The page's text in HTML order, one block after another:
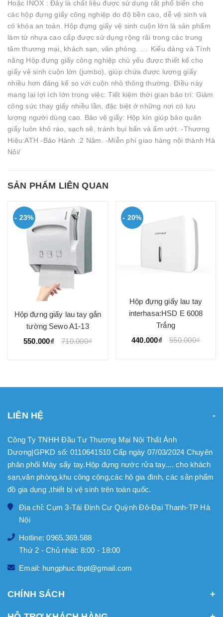
Hoặc INOX : Đây là chất liệu được sử dụng rất phổ biến cho
các hộp đựng giấy công nghiệp do độ bền cao, dễ vệ sinh và
có khóa an toàn. Hộp đựng giấy vệ sinh cuộn lớn là sản phẩm
làm từ nhựa cao cấp được sử dụng rộng rãi trong các trung
tâm thương mại, khách sạn, văn phòng. .... Kiểu dáng và Tính
năng Hộp đựng giấy công nghiệp chủ yếu được thiết kế cho
giấy vệ sinh cuộn lớn (jumbo), giúp chứa được lượng giấy
nhiều hơn đáng kể so với cuộn nhỏ thông thường. Điều này
mang lại lợi ích lớn trong việc: Tiết kiệm thời gian bảo trì: Giảm
công sức thay giấy nhiều lần, đặc biệt ở những nơi có lưu
lượng người dùng cao. Bảo vệ giấy: Hộp kín giúp bảo quản
giấy luôn khô ráo, sạch sẽ, tránh bụi bẩn và ẩm ướt. -Thương
Hiệu:ATH -Bảo Hành :2 Năm. -Miễn phí giao hàng nội thành Hà
Nôi/
SẢN PHẨM LIÊN QUAN
- 23%
Hộp đựng giấy lau tay gắn
tường Sewo A1-13
550.000₫
710.000₫
- 20%
Hộp đựng giấy lau tay
interhasa:HSD E 6008
Trắng
440.000₫
550.000₫
LIÊN HỆ
Công Ty TNHH Đầu Tư Thương Mại Nội Thất Ánh
Dương|GPKD số: 0110641510 Cấp ngày 07/03/2024 Chuyên
phân phối Máy sấy tay.Hộp đựng nước rửa tay.... cho khách
sạn,văn phòng,khu công cộng,các hộ gia đình, các sản phẩm
đồ gia dụng ,thiết bị vệ sinh trên toàn quốc.
Địa chỉ: Cụm 3-Tái Định Cư Quỳnh Đô-Đại Thanh-TP Hà
Nội
Hotline: 0965.369.588
Thứ 2 - Chủ nhật: 8:00 - 18:00
Email: hungphuc.tbpt@gmail.com
CHÍNH SÁCH